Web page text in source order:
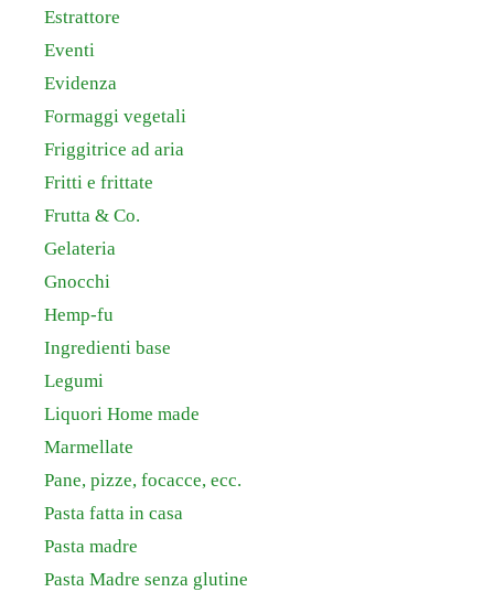
Estrattore
Eventi
Evidenza
Formaggi vegetali
Friggitrice ad aria
Fritti e frittate
Frutta & Co.
Gelateria
Gnocchi
Hemp-fu
Ingredienti base
Legumi
Liquori Home made
Marmellate
Pane, pizze, focacce, ecc.
Pasta fatta in casa
Pasta madre
Pasta Madre senza glutine